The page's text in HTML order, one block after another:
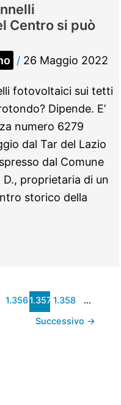
Centro si può
/ 26 Maggio 2022
fotovoltaici sui tetti
Dipende. E’
numero 6279
dal Tar del Lazio
dal Comune
proprietaria di un
storico della
1.3561.357 1.358
…
Successivo →